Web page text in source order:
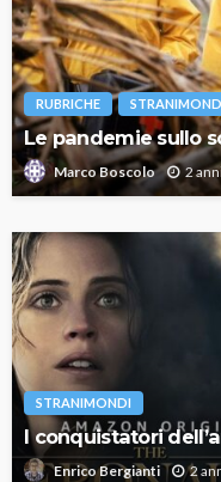
RUBRICHE
Le pandemie sullo
Marco Boscolo 2
STRANIMONDI
I conquistatori
Enrico Bergianti 2